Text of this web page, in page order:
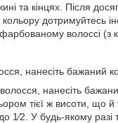
та кінцях. Після
кольору дотримуйтесь
волоссі (з
нанесіть бажаний
нанесіть
тієї ж висоти, що й
1⁄2. У будь-якому разі